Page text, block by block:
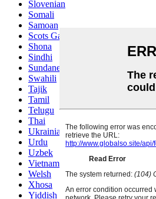
Slovenian
Somali
Samoan
Scots Gaelic
Shona
Sindhi
Sundanese
Swahili
Tajik
Tamil
Telugu
Thai
Ukrainian
Urdu
Uzbek
Vietnamese
Welsh
Xhosa
Yiddish